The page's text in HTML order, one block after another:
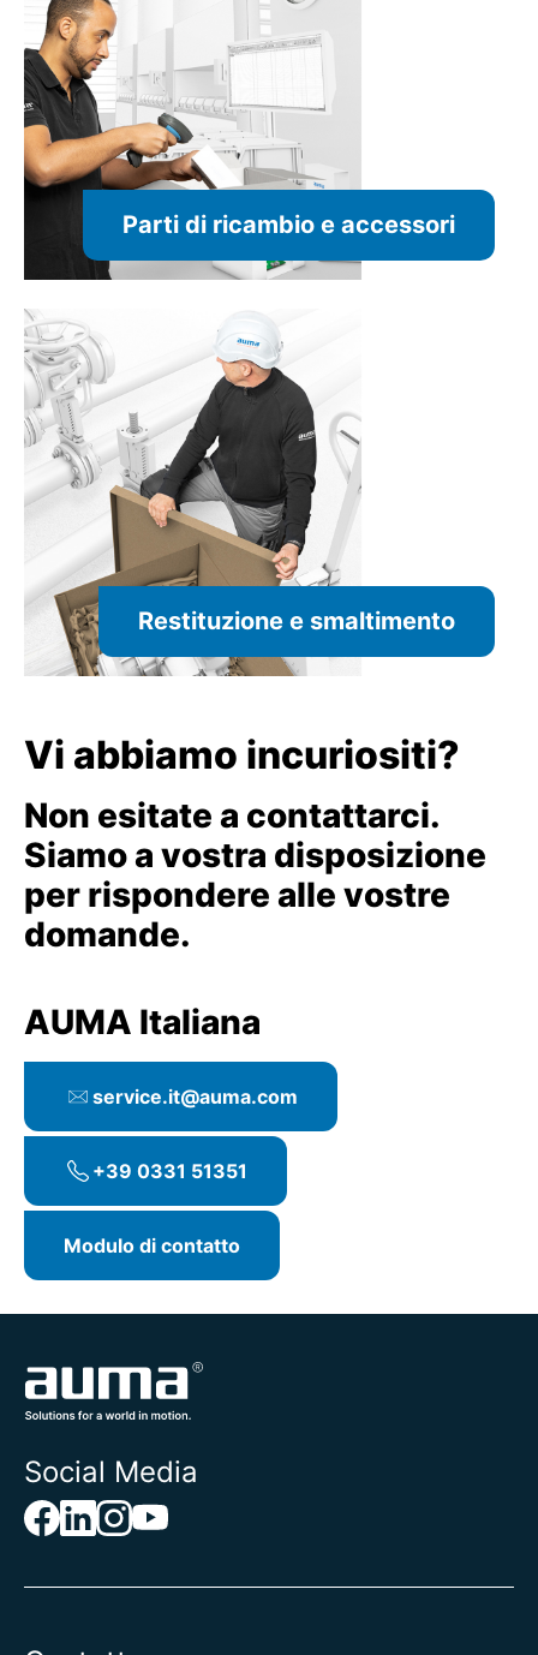
Parti di ricambio e accessori
Restituzione e smaltimento
Vi abbiamo incuriositi?
Non esitate a contattarci.
Siamo a vostra disposizione
per rispondere alle vostre
domande.
AUMA Italiana
service.it@auma.com
+39 0331 51351
Modulo di contatto
Social Media